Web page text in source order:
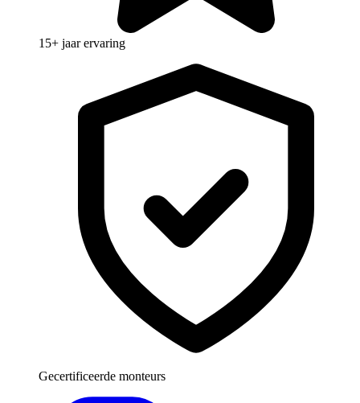
15+ jaar ervaring
Gecertificeerde monteurs